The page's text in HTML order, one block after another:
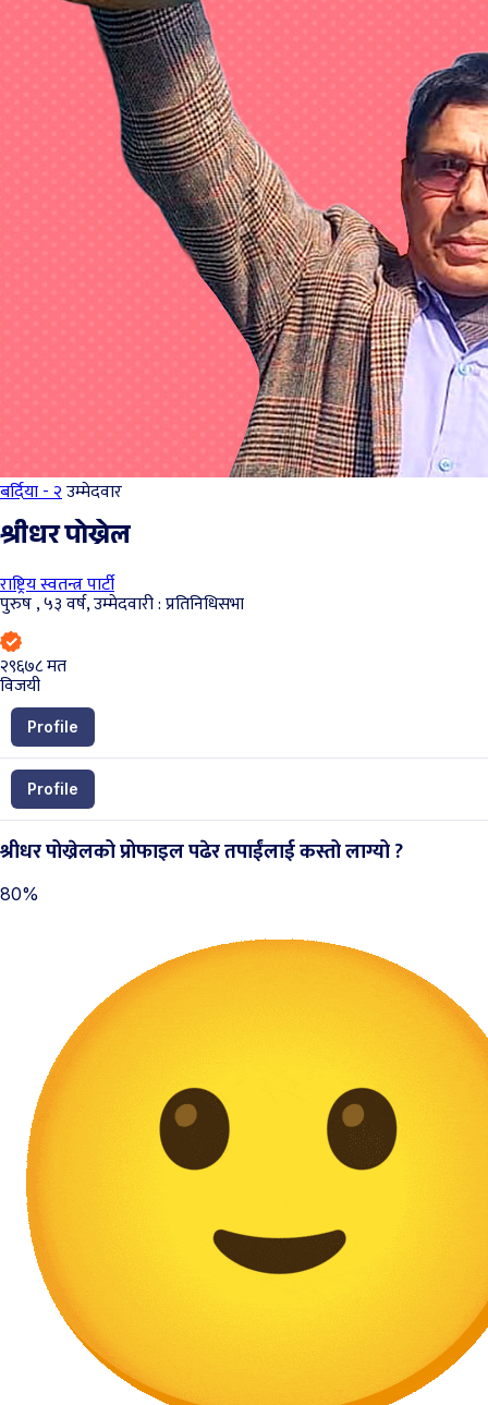
बर्दिया - २उम्मेदवार
श्रीधर पोख्रेल
राष्ट्रिय स्वतन्त्र पार्टी
पुरुष , ५३ वर्ष, उम्मेदवारी : प्रतिनिधिसभा
२९६७८मत
विजयी
Profile
Profile
श्रीधर पोख्रेलको प्रोफाइल पढेर तपाईंलाई कस्तो लाग्यो ?
80%